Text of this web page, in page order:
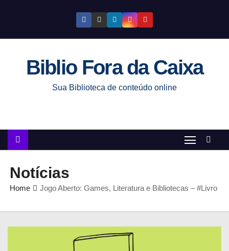
e
Biblio Fora da Caixa
Sua Biblioteca de conteúdo online
Notícias
Home Jogo Aberto: Games, Literatura e Bibliotecas – #Livro